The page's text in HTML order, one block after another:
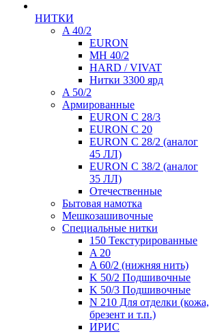
НИТКИ
A 40/2
EURON
MH 40/2
HARD / VIVAT
Нитки 3300 ярд
A 50/2
Армированные
EURON C 28/3
EURON C 20
EURON C 28/2 (аналог
45 ЛЛ)
EURON C 38/2 (аналог
35 ЛЛ)
Отечественные
Бытовая намотка
Мешкозашивочные
Специальные нитки
150 Текстурированные
A 20
A 60/2 (нижняя нить)
K 50/2 Подшивочные
K 50/3 Подшивочные
N 210 Для отделки (кожа,
брезент и т.п.)
ИРИС